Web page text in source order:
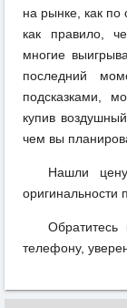
на рынке, как по
как правило,
многие
последний
подсказками,
купив
чем вы
Нашли
оригинальности
телефону,